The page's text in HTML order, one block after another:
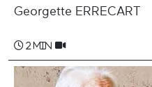
Georgette ERRECART
2 min